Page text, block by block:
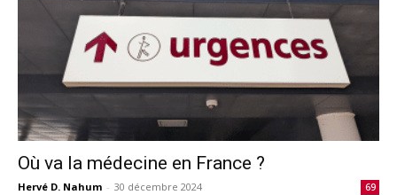
Où va la médecine en France ?
Hervé D. Nahum - 30 décembre 2024 69